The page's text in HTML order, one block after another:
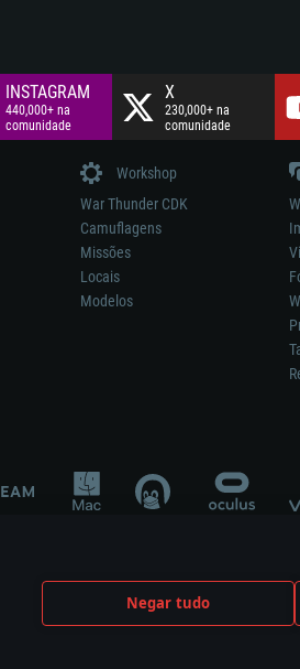
Negar tudo
INSTAGRAM
440,000+ na
comunidade
X
230,000+ na
comunidade
Workshop
War Thunder CDK
Camuflagens
Missões
Locais
Modelos
no desenvolvimento, patrocínio ou aval do
their respective owners.